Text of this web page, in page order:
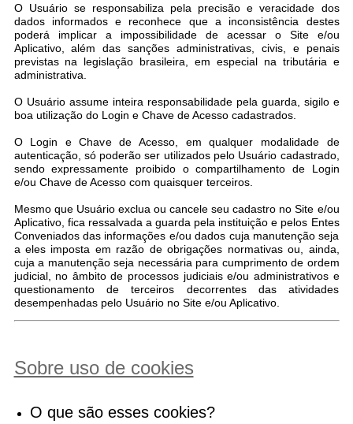
O Usuário se responsabiliza pela precisão e veracidade dos
dados informados e reconhece que a inconsistência destes
poderá implicar a impossibilidade de acessar o Site e/ou
Aplicativo, além das sanções administrativas, civis, e penais
previstas na legislação brasileira, em especial na tributária e
administrativa.
O Usuário assume inteira responsabilidade pela guarda, sigilo e
boa utilização do Login e Chave de Acesso cadastrados.
O Login e Chave de Acesso, em qualquer modalidade de
autenticação, só poderão ser utilizados pelo Usuário cadastrado,
sendo expressamente proibido o compartilhamento de Login
e/ou Chave de Acesso com quaisquer terceiros.
Mesmo que Usuário exclua ou cancele seu cadastro no Site e/ou
Aplicativo, fica ressalvada a guarda pela instituição e pelos Entes
Conveniados das informações e/ou dados cuja manutenção seja
a eles imposta em razão de obrigações normativas ou, ainda,
cuja a manutenção seja necessária para cumprimento de ordem
judicial, no âmbito de processos judiciais e/ou administrativos e
questionamento de terceiros decorrentes das atividades
desempenhadas pelo Usuário no Site e/ou Aplicativo.
Sobre uso de cookies
O que são esses cookies?